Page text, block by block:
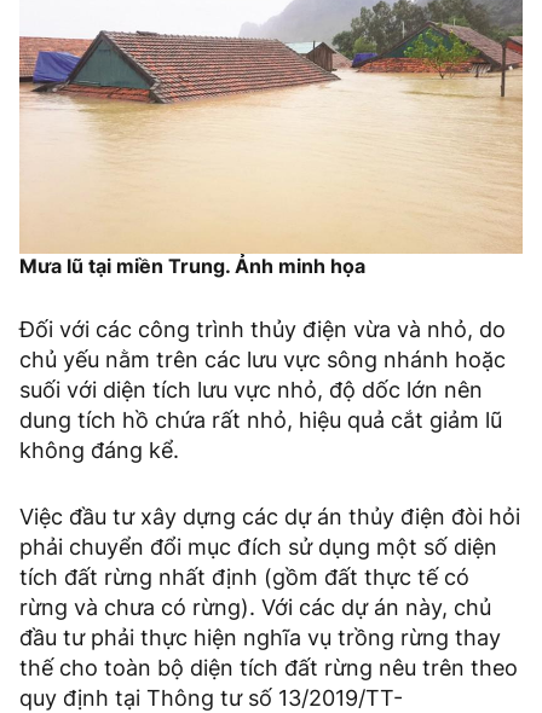
Mưa lũ tại miền Trung. Ảnh minh họa
Đối với các công trình thủy điện vừa và nhỏ, do
chủ yếu nằm trên các lưu vực sông nhánh hoặc
suối với diện tích lưu vực nhỏ, độ dốc lớn nên
dung tích hồ chứa rất nhỏ, hiệu quả cắt giảm lũ
không đáng kể.
Việc đầu tư xây dựng các dự án thủy điện đòi hỏi
phải chuyển đổi mục đích sử dụng một số diện
tích đất rừng nhất định (gồm đất thực tế có
rừng và chưa có rừng). Với các dự án này, chủ
đầu tư phải thực hiện nghĩa vụ trồng rừng thay
thế cho toàn bộ diện tích đất rừng nêu trên theo
quy định tại Thông tư số 13/2019/TT-